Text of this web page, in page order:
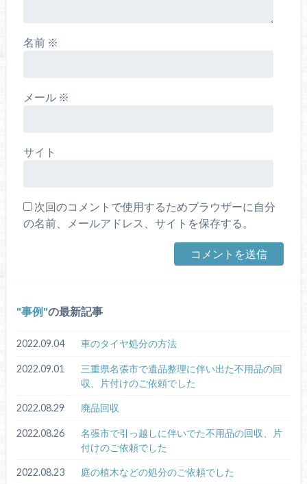
名前 ※
メール ※
サイト
次回のコメントで使用するためブラウザーに自分
の名前、メールアドレス、サイトを保存する。
事例 の最新記事
2022.09.04 車のタイヤ処分の方法
2022.09.01
三重県名張市で遺品整理に伴い出た不用品の回
収、片付けのご依頼でした
2022.08.29 廃品回収
2022.08.26
名張市で引っ越しに伴いでた不用品の回収、片
付けのご依頼でした
2022.08.23 庭の植木などの処分のご依頼でした